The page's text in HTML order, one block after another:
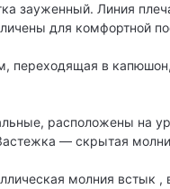
зауженный. Линия
для комфортной
переходящая в капюшон,
расположены на
— скрытая
молния встык ,